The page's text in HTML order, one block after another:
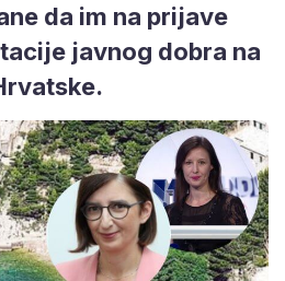
da im na prijave
javnog dobra na